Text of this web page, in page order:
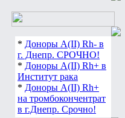
* Доноры А(ІІ) Rh- в
г. Днепр. СРОЧНО!
* Доноры А(ІІ) Rh+ в
Институт рака
* Доноры А(ІІ) Rh+
на тромбокончентрат
в г.Днепр. Срочно!